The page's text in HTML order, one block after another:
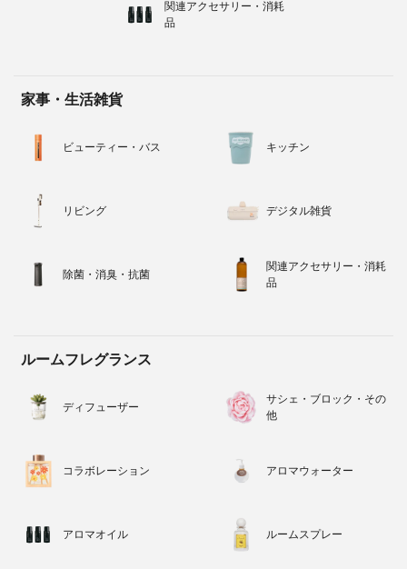
関連アクセサリー・消耗
品
家事・生活雑貨
ビューティー・バス キッチン
リビング デジタル雑貨
除菌・消臭・抗菌
関連アクセサリー・消耗
品
ルームフレグランス
ディフューザー
サシェ・ブロック・その
他
コラボレーション アロマウォーター
アロマオイル ルームスプレー